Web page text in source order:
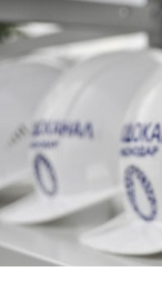
Перейти к основному